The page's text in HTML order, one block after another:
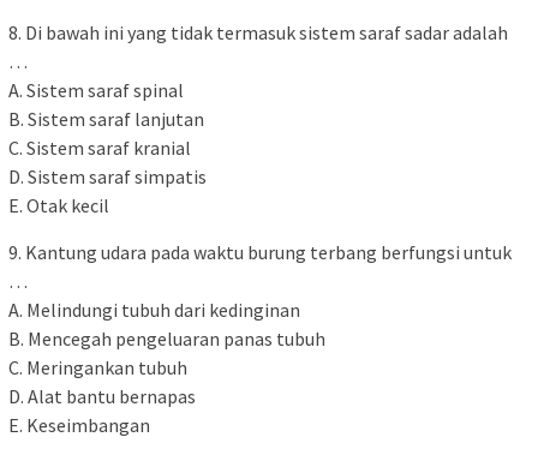
8. Di bawah ini yang tidak termasuk sistem saraf sadar adalah
…
A. Sistem saraf spinal
B. Sistem saraf lanjutan
C. Sistem saraf kranial
D. Sistem saraf simpatis
E. Otak kecil
9. Kantung udara pada waktu burung terbang berfungsi untuk
…
A. Melindungi tubuh dari kedinginan
B. Mencegah pengeluaran panas tubuh
C. Meringankan tubuh
D. Alat bantu bernapas
E. Keseimbangan